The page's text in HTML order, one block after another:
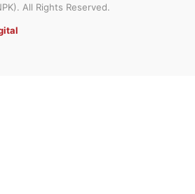
All Rights Reserved.